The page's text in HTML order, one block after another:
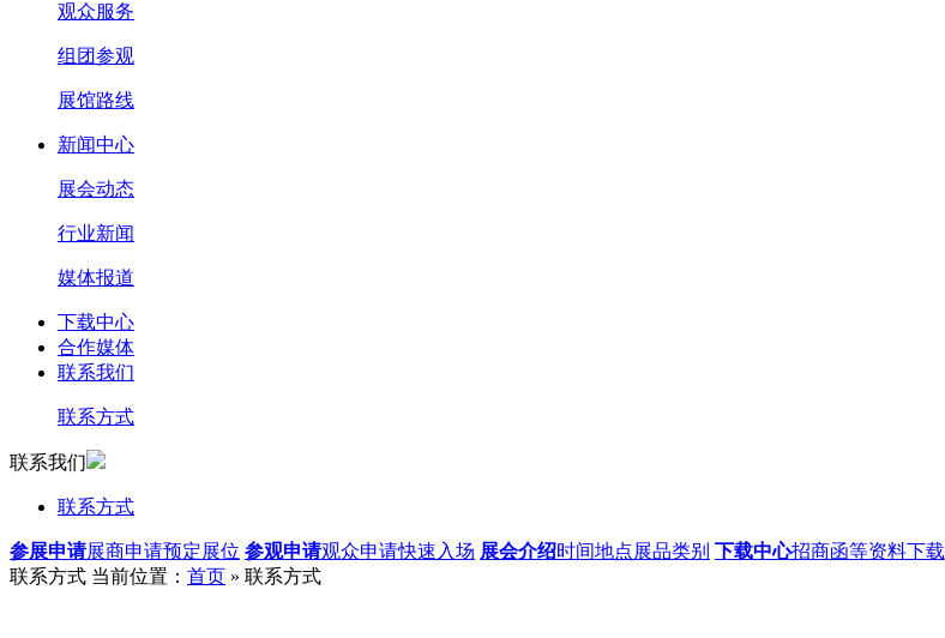
观众服务
组团参观
展馆路线
新闻中心
展会动态
行业新闻
媒体报道
下载中心
合作媒体
联系我们
联系方式
联系我们
联系方式
参展申请展商申请预定展位 参观申请观众申请快速入场 展会介绍时间地点展品类别 下载中心招商函等资料下载
联系方式 当前位置： 首页 » 联系方式